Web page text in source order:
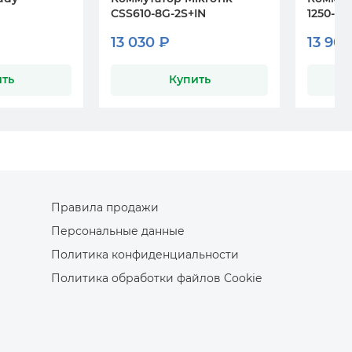
CSS610-8G-2S+IN
13 030 ₽
Купить
1250-
13
Правила продажи
Персональные данные
Политика конфиденциальности
Политика обработки файлов Cookie